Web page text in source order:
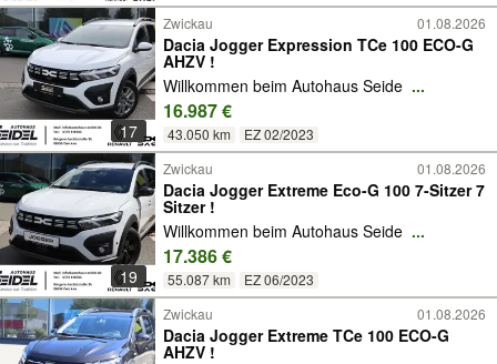
17
Zwickau 01.08.2026
Dacia Jogger Expression TCe 100 ECO-G
AHZV !
Willkommen beim Autohaus Seide ...
16.987 €
43.050 km EZ 02/2023
19
Zwickau 01.08.2026
Dacia Jogger Extreme Eco-G 100 7-Sitzer 7
Sitzer !
Willkommen beim Autohaus Seide ...
17.386 €
55.087 km EZ 06/2023
Zwickau 01.08.2026
Dacia Jogger Extreme TCe 100 ECO-G
AHZV !